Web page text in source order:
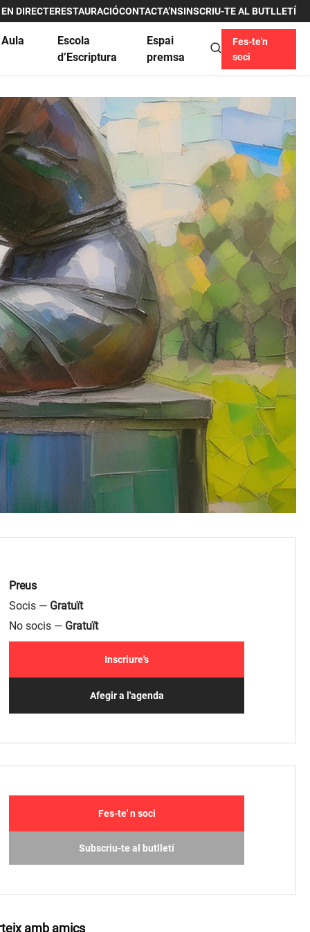
DIRECTERESTAURACIÓCONTACTA’NSINSCRIU-TE AL BUTLLETÍ
Escola
d’Escriptura
Espai
premsa
Fes-te'n
soci
Preus
Socis — Gratuït
No socis — Gratuït
Inscriure's
Afegir a l'agenda
Fes-te' n soci
Subscriu-te al butlletí
amb amics